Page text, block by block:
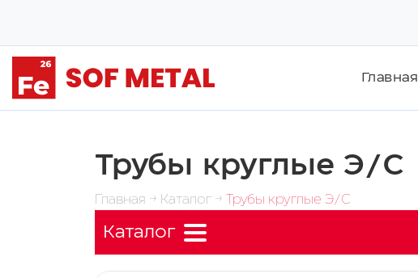
Главная
Трубы круглые Э/С
Главная → Каталог → Трубы круглые Э/С
Каталог